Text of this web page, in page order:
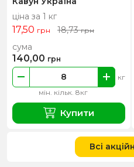
ціна за 1 кг
17,50 грн 18,73грн
мін. кільк. 8кг
кг
сума
140,00 грн
Купити
Всі